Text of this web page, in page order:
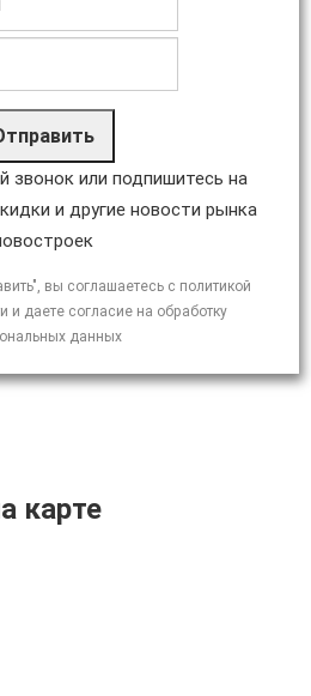
звонок или подпишитесь на
и другие новости рынка
вы соглашаетесь с политикой
и даете согласие на обработку
данных
карте